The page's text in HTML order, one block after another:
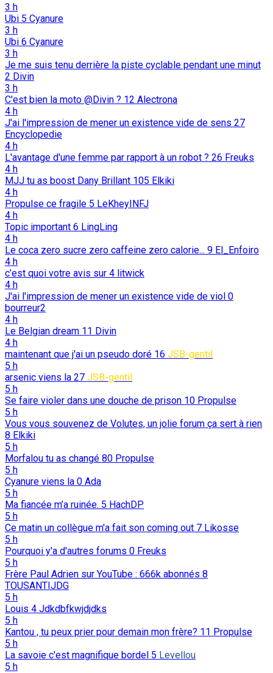
3 h
Ubi 5 Cyanure
3 h
Ubi 6 Cyanure
3 h
Je me suis tenu derrière la piste cyclable pendant une minut
2 Divin
3 h
C'est bien la moto @Divin ? 12 Alectrona
4 h
J'ai l'impression de mener un existence vide de sens 27
Encyclopedie
4 h
L'avantage d'une femme par rapport à un robot ? 26 Freuks
4 h
MJJ tu as boost Dany Brillant 105 Elkiki
4 h
Propulse ce fragile 5 LeKheyINFJ
4 h
Topic important 6 LingLing
4 h
Le coca zero sucre zero caffeine zero calorie... 9 El_Enfoiro
4 h
c’est quoi votre avis sur 4 litwick
4 h
J'ai l'impression de mener un existence vide de viol 0
bourreur2
4 h
Le Belgian dream 11 Divin
4 h
maintenant que j'ai un pseudo doré 16 JSB-gentil
5 h
arsenic viens la 27 JSB-gentil
5 h
Se faire violer dans une douche de prison 10 Propulse
5 h
Vous vous souvenez de Volutes, un jolie forum ça sert à rien
8 Elkiki
5 h
Morfalou tu as changé 80 Propulse
5 h
Cyanure viens la 0 Ada
5 h
Ma fiancée m’a ruinée. 5 HachDP
5 h
Ce matin un collègue m'a fait son coming out 7 Likosse
5 h
Pourquoi y'a d'autres forums 0 Freuks
5 h
Frère Paul Adrien sur YouTube : 666k abonnés 8
TOUSANTIJDG
5 h
Louis 4 Jdkdbfkwjdjdks
5 h
Kantou , tu peux prier pour demain mon frère? 11 Propulse
5 h
La savoie c'est magnifique bordel 5 Levellou
5 h